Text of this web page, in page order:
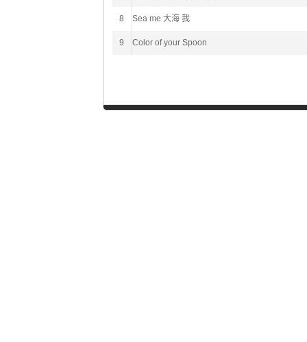
8 Sea me 大海 我
9 Color of your Spoon